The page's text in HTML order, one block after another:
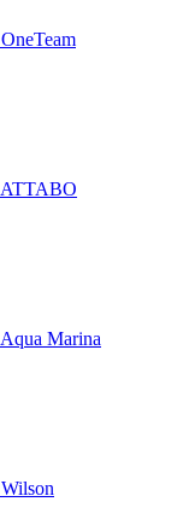
OneTeam
ATTABO
Aqua Marina
Wilson